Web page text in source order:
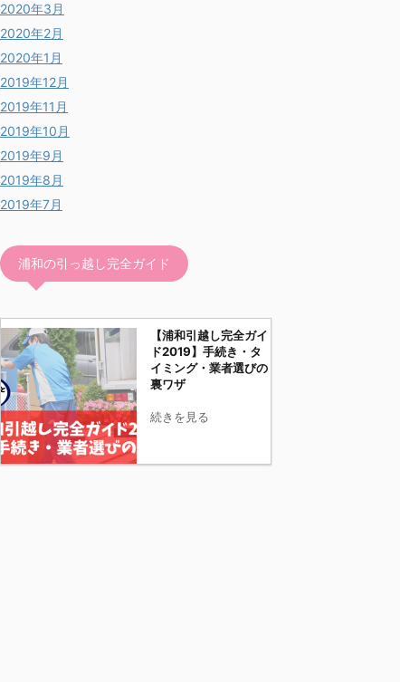
2020年3月
2020年2月
2020年1月
2019年12月
2019年11月
2019年10月
2019年9月
2019年8月
2019年7月
浦和の引っ越し完全ガイド
【浦和引越し完全ガイ
ド2019】手続き・タ
イミング・業者選びの
裏ワザ
続きを見る